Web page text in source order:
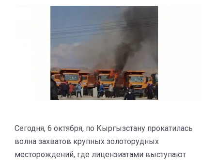
Сегодня, 6 октября, по Кыргызстану прокатилась
волна захватов крупных золоторудных
месторождений, где лицензиатами выступают